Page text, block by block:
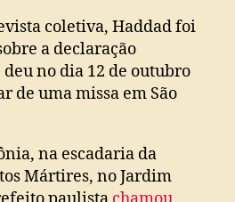
coletiva, Haddad foi
a declaração
no dia 12 de outubro
de uma missa em São
na escadaria da
Mártires, no Jardim